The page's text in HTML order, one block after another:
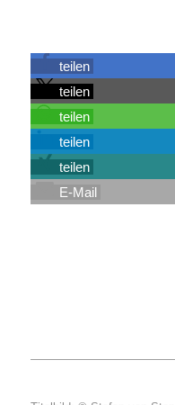
teilen
teilen
teilen
teilen
teilen
E-Mail